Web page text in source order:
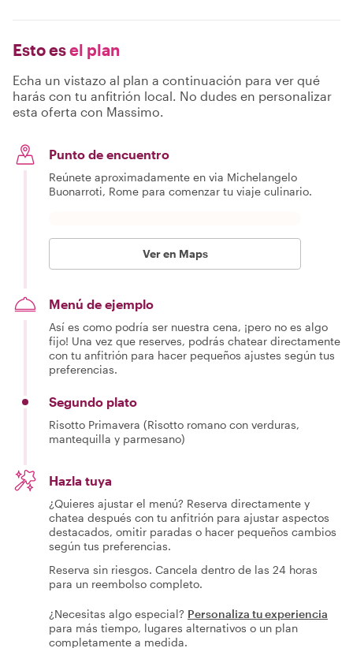
Esto esel plan
Echa un vistazo al plan a continuación para ver qué
harás con tu anfitrión local. No dudes en personalizar
esta oferta con Massimo.
Punto de encuentro
Reúnete aproximadamente en via Michelangelo
Buonarroti, Rome para comenzar tu viaje culinario.
Ver en Maps
Menú de ejemplo
Así es como podría ser nuestra cena, ¡pero no es algo
fijo! Una vez que reserves, podrás chatear directamente
con tu anfitrión para hacer pequeños ajustes según tus
preferencias.
Segundo plato
Risotto Primavera (Risotto romano con verduras,
mantequilla y parmesano)
Hazla tuya
¿Quieres ajustar el menú? Reserva directamente y
chatea después con tu anfitrión para ajustar aspectos
destacados, omitir paradas o hacer pequeños cambios
según tus preferencias.
Reserva sin riesgos. Cancela dentro de las 24 horas
para un reembolso completo.
¿Necesitas algo especial? Personaliza tu experiencia
para más tiempo, lugares alternativos o un plan
completamente a medida.